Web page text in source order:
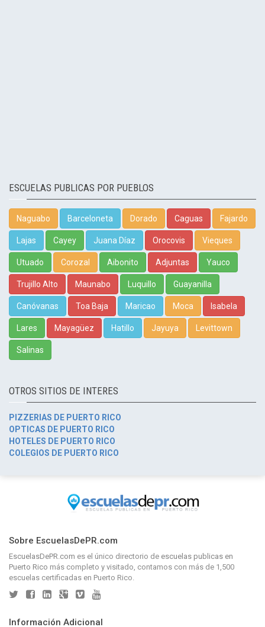
ESCUELAS PUBLICAS POR PUEBLOS
Naguabo Barceloneta Dorado Caguas Fajardo
Lajas Cayey Juana Díaz Orocovis Vieques
Utuado Corozal Aibonito Adjuntas Yauco
Trujillo Alto Maunabo Luquillo Guayanilla
Canóvanas Toa Baja Maricao Moca Isabela
Lares Mayagüez Hatillo Jayuya Levittown
Salinas
OTROS SITIOS DE INTERES
PIZZERIAS DE PUERTO RICO
OPTICAS DE PUERTO RICO
HOTELES DE PUERTO RICO
COLEGIOS DE PUERTO RICO
Sobre EscuelasDePR.com
EscuelasDePR.com es el único directorio de escuelas publicas en
Puerto Rico más completo y visitado, contamos con más de 1,500
escuelas certificadas en Puerto Rico.
Información Adicional